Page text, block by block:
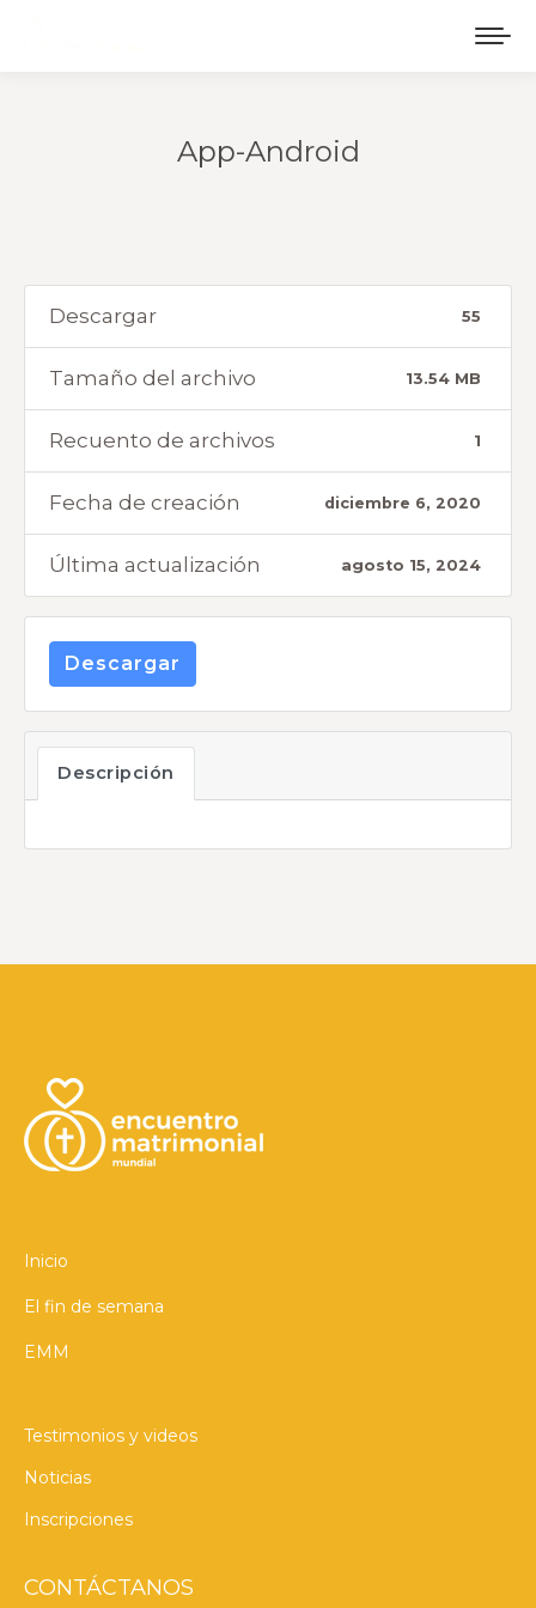
App-Android
Descargar 55
Tamaño del archivo 13.54 MB
Recuento de archivos 1
Fecha de creación diciembre 6, 2020
Última actualización agosto 15, 2024
Descargar
Descripción
Inicio
El fin de semana
EMM
Testimonios y videos
Noticias
Inscripciones
CONTÁCTANOS